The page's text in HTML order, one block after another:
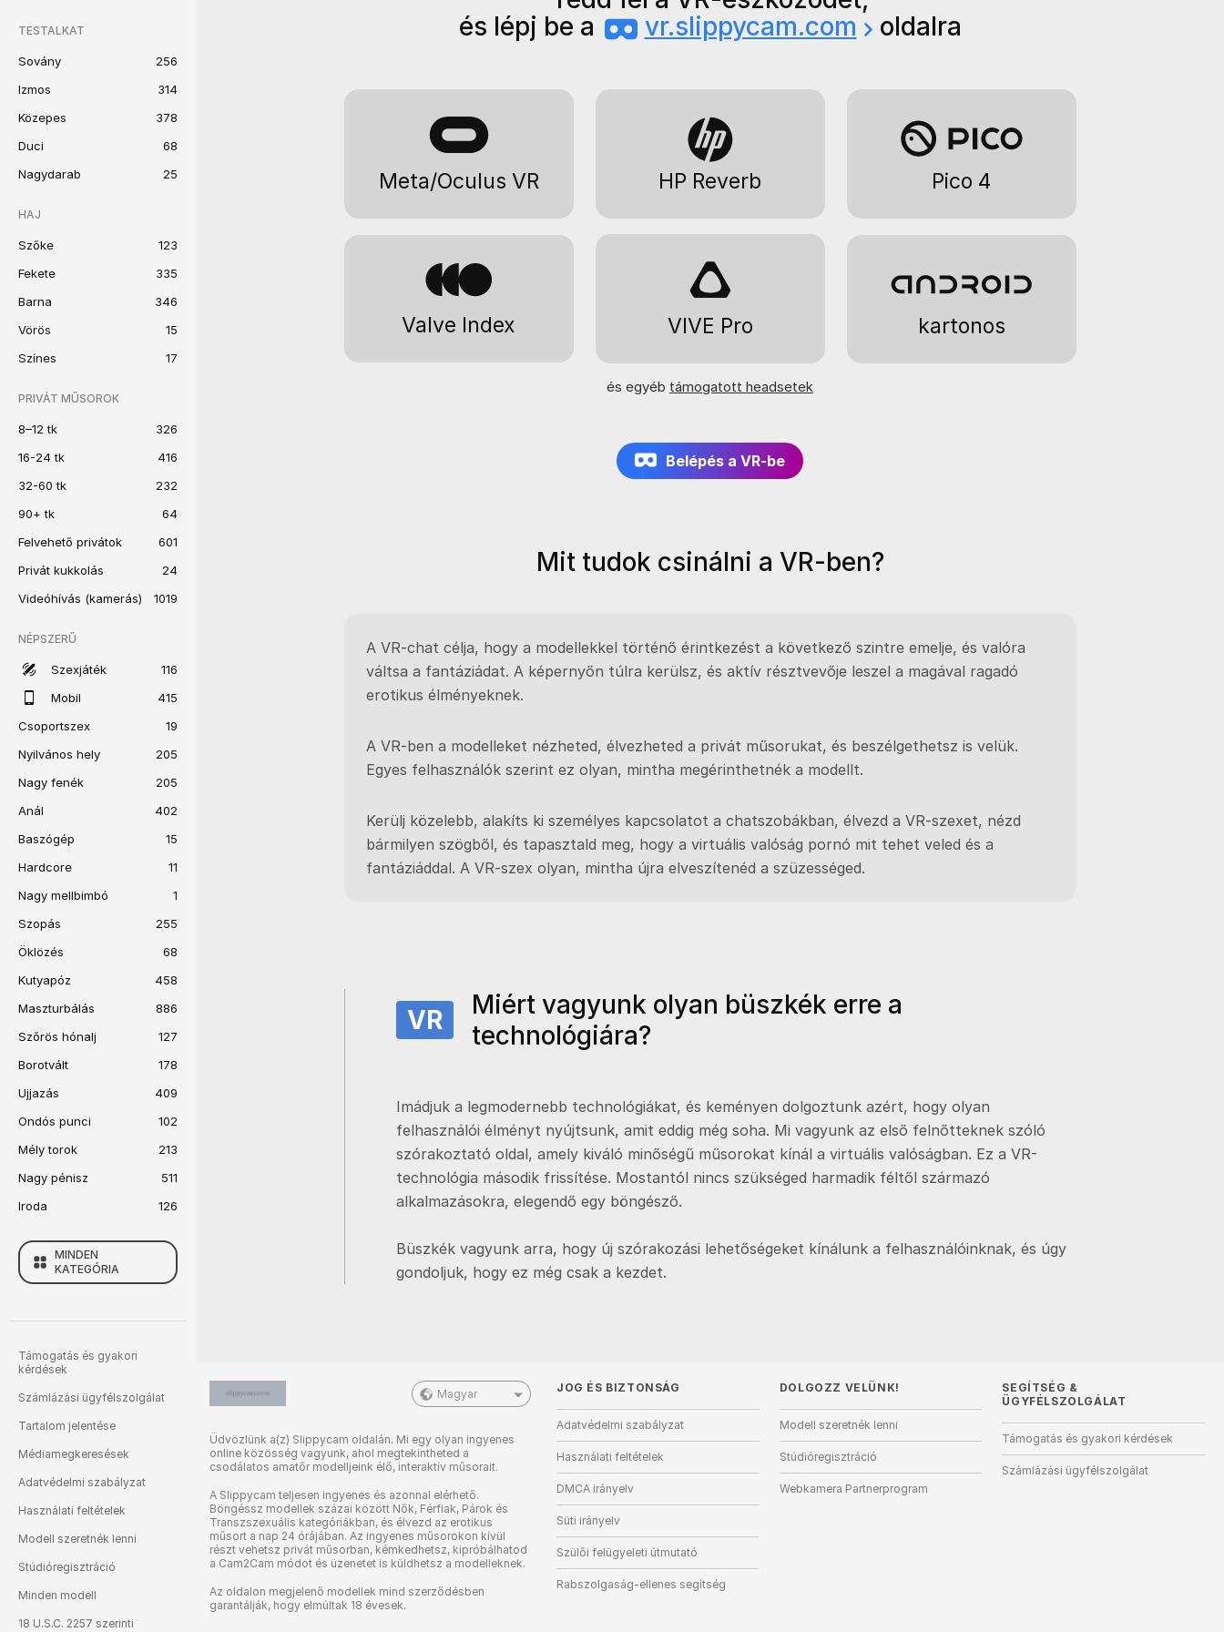
TESTALKAT
Sovány
256
Izmos
314
Közepes
378
Duci
68
Nagydarab
25
HAJ
Szőke
123
Fekete
335
Barna
346
Vörös
15
Színes
17
PRIVÁT MŰSOROK
8–12 tk
326
16-24 tk
416
32-60 tk
232
90+ tk
64
Felvehető privátok
601
Privát kukkolás
24
Videóhívás (kamerás)
1019
NÉPSZERŰ
Szexjáték
116
Mobil
415
Csoportszex
19
Nyilvános hely
205
Nagy fenék
205
Anál
402
Baszógép
15
Hardcore
11
Nagy mellbimbó
1
Szopás
255
Öklözés
68
Kutyapóz
458
Maszturbálás
886
Szőrös hónalj
127
Borotvált
178
Ujjazás
409
Ondós punci
102
Mély torok
213
Nagy pénisz
511
Iroda
126
MINDEN
KATEGÓRIA
Támogatás és gyakori
kérdések
Számlázási ügyfélszolgálat
Tartalom jelentése
Médiamegkeresések
Adatvédelmi szabályzat
Használati feltételek
Modell szeretnék lenni
Stúdióregisztráció
Minden modell
18 U.S.C. 2257 szerinti
és lépj be a
vr.slippycam.com oldalra
Meta/Oculus VR HP Reverb Pico 4
Valve Index VIVE Pro kartonos
és egyéb támogatott headsetek
Belépés a VR-be
Mit tudok csinálni a VR-ben?
A VR-chat célja, hogy a modellekkel történő érintkezést a következő szintre emelje, és valóra
váltsa a fantáziádat. A képernyőn túlra kerülsz, és aktív résztvevője leszel a magával ragadó
erotikus élményeknek.
A VR-ben a modelleket nézheted, élvezheted a privát műsorukat, és beszélgethetsz is velük.
Egyes felhasználók szerint ez olyan, mintha megérinthetnék a modellt.
Kerülj közelebb, alakíts ki személyes kapcsolatot a chatszobákban, élvezd a VR-szexet, nézd
bármilyen szögből, és tapasztald meg, hogy a virtuális valóság pornó mit tehet veled és a
fantáziáddal. A VR-szex olyan, mintha újra elveszítenéd a szüzességed.
VR
Miért vagyunk olyan büszkék erre a
technológiára?
Imádjuk a legmodernebb technológiákat, és keményen dolgoztunk azért, hogy olyan
felhasználói élményt nyújtsunk, amit eddig még soha. Mi vagyunk az első felnőtteknek szóló
szórakoztató oldal, amely kiváló minőségű műsorokat kínál a virtuális valóságban. Ez a VR-
technológia második frissítése. Mostantól nincs szükséged harmadik féltől származó
alkalmazásokra, elegendő egy böngésző.
Büszkék vagyunk arra, hogy új szórakozási lehetőségeket kínálunk a felhasználóinknak, és úgy
gondoljuk, hogy ez még csak a kezdet.
Magyar
Üdvözlünk a(z) Slippycam oldalán. Mi egy olyan ingyenes
online közösség vagyunk, ahol megtekintheted a
csodálatos amatőr modelljeink élő, interaktív műsorait.
A Slippycam teljesen ingyenes és azonnal elérhető.
Böngéssz modellek százai között Nők, Férfiak, Párok és
Transzszexuális kategóriákban, és élvezd az erotikus
műsort a nap 24 órájában. Az ingyenes műsorokon kívül
részt vehetsz privát műsorban, kémkedhetsz, kipróbálhatod
a Cam2Cam módot és üzenetet is küldhetsz a modelleknek.
Az oldalon megjelenő modellek mind szerződésben
garantálják, hogy elmúltak 18 évesek.
JOG ÉS BIZTONSÁG
Adatvédelmi szabályzat
Használati feltételek
DMCA irányelv
Süti irányelv
Szülői felügyeleti útmutató
Rabszolgaság-ellenes segítség
DOLGOZZ VELÜNK!
Modell szeretnék lenni
Stúdióregisztráció
Webkamera Partnerprogram
SEGÍTSÉG &
ÜGYFÉLSZOLGÁLAT
Támogatás és gyakori kérdések
Számlázási ügyfélszolgálat